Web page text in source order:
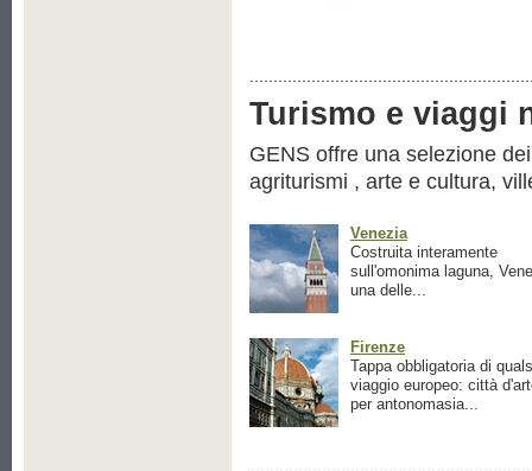
Turismo e viaggi
GENS offre una selezione
agriturismi , arte e cultura,
Venezia
Costruita interamente
sull'omonima laguna,
una delle...
Firenze
Tappa obbligatoria di
viaggio europeo: città
per antonomasia...